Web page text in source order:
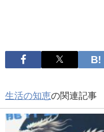
生活の知恵の関連記事